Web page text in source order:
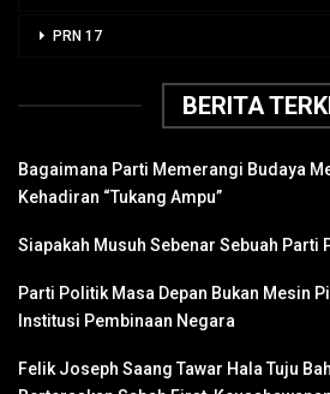
PRN 17
BERITA
Bagaimana Parti Memerangi Budaya
Kehadiran “Tukang Ampu”
Siapakah Musuh Sebenar Sebuah Parti
Parti Politik Masa Depan Bukan Mesin
Institusi Pembinaan Negara
Felik Joseph Saang Tawar Hala Tuju